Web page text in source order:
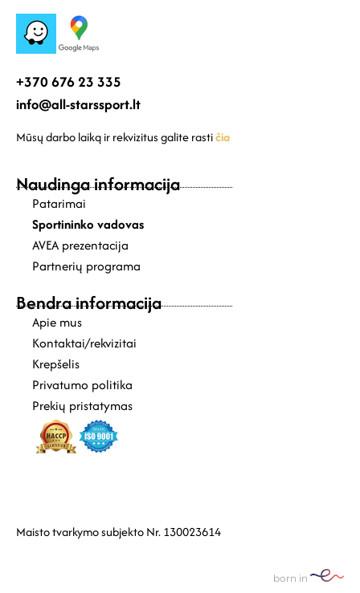
+370 676 23 335
info@all-starssport.lt
Mūsų darbo laiką ir rekvizitus galite rastičia
Naudinga informacija
Patarimai
Sportininko vadovas
AVEA prezentacija
Partnerių programa
Bendra informacija
Apie mus
Kontaktai/rekvizitai
Krepšelis
Privatumo politika
Prekių pristatymas
Maisto tvarkymo subjekto Nr. 130023614
born in